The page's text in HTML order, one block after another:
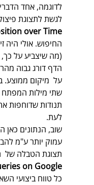
לדוגמה, אחד
לגשת לתצוגת
over Time
החיפוש. אולי היה
(מה שיצביע על
הדף דורג גבוה
על  מיקום ממוצע.
שתי מילות המפתח
תנודות שדוחפות
לעת.
שוב, הנתונים כאן
עמוק יותר ע"מ
תצוגת הטבלה של
on Google
כל טווח ביצועי